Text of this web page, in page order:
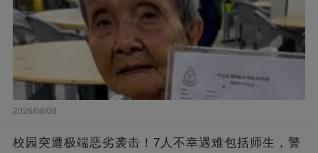
2026/08/08
校园突遭极端恶劣袭击！7人不幸遇难包括师生，警